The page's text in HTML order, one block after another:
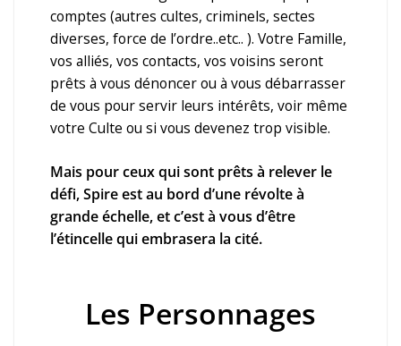
comptes (autres cultes, criminels, sectes
diverses, force de l’ordre..etc.. ). Votre Famille,
vos alliés, vos contacts, vos voisins seront
prêts à vous dénoncer ou à vous débarrasser
de vous pour servir leurs intérêts, voir même
votre Culte ou si vous devenez trop visible.
Mais pour ceux qui sont prêts à relever le
défi, Spire est au bord d’une révolte à
grande échelle, et c’est à vous d’être
l’étincelle qui embrasera la cité.
Les Personnages